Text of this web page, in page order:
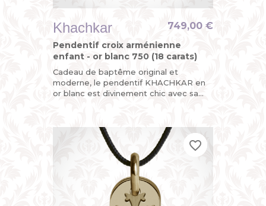
Khachkar
Pendentif croix arménienne
enfant - or blanc 750 (18 carats)
Cadeau de baptême original et
moderne, le pendentif KHACHKAR en
or blanc est divinement chic avec sa
749,00 €
favorite_border
favorite_border
favorite_border